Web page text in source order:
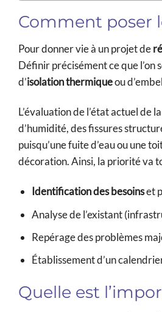
Comment poser
Pour donner vie à un projet de
Définir précisément ce que l’on
d’isolation thermiqueou
L’évaluation de l’état actuel de
d’humidité, des fissures
puisqu’une fuite d’eau ou une
décoration. Ainsi, la priorité va
Identification des besoinset
Analyse de l’existant
Repérage des problèmes
Établissement d’un
Quelle est